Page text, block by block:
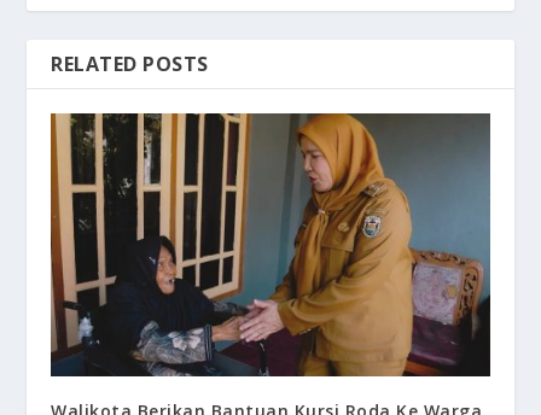
RELATED POSTS
Walikota Berikan Bantuan Kursi Roda Ke Warga